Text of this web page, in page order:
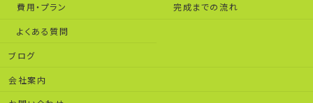
費用・プラン 完成までの流れ
よくある質問
ブログ
会社案内